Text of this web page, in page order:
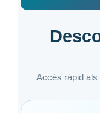
Accés ràpid